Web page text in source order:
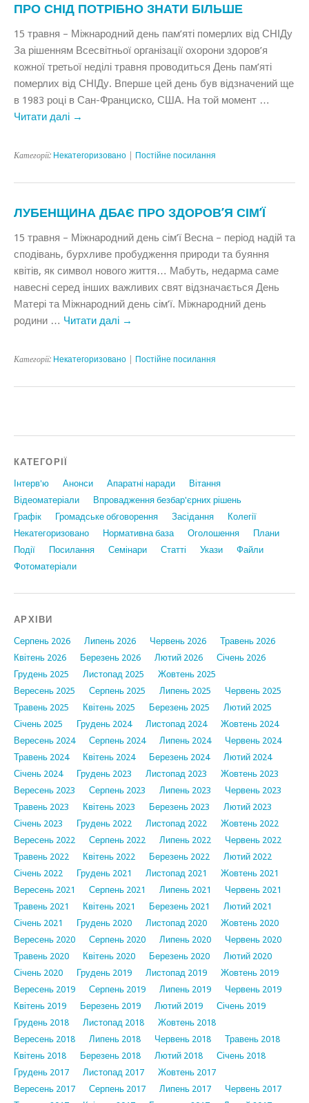
ПРО СНІД ПОТРІБНО ЗНАТИ БІЛЬШЕ
15 травня – Міжнародний день пам’яті померлих від СНІДу
За рішенням Всесвітньої організації охорони здоров’я
кожної третьої неділі травня проводиться День пам’яті
померлих від СНІДу. Вперше цей день був відзначений ще
в 1983 році в Сан-Франциско, США. На той момент …
Читати далі →
Категорії: Некатегоризовано Постійне посилання
ЛУБЕНЩИНА ДБАЄ ПРО ЗДОРОВ’Я СІМ’Ї
15 травня – Міжнародний день сім’ї Весна – період надій та
сподівань, бурхливе пробудження природи та буяння
квітів, як символ нового життя… Мабуть, недарма саме
навесні серед інших важливих свят відзначається День
Матері та Міжнародний день сім’ї. Міжнародний день
родини … Читати далі →
Категорії: Некатегоризовано Постійне посилання
КАТЕГОРІЇ
Інтерв'ю Анонси Апаратні наради
Вiтання
Відеоматеріали
Впровадження безбар'єрних рішень
Графiк
Громадське обговорення Засідання
Колегії
Некатегоризовано
Нормативна база Оголошення
Плани
Події
Посилання Семінари Статтi Укази
Файли
Фотоматеріали
АРХІВИ
Серпень 2026 Липень 2026 Червень 2026
Травень 2026
Квітень 2026
Березень 2026 Лютий 2026
Січень 2026
Грудень 2025
Листопад 2025
Жовтень 2025
Вересень 2025
Серпень 2025 Липень 2025
Червень 2025
Травень 2025
Квітень 2025 Березень 2025
Лютий 2025
Січень 2025
Грудень 2024 Листопад 2024
Жовтень 2024
Вересень 2024
Серпень 2024 Липень 2024
Червень 2024
Травень 2024
Квітень 2024 Березень 2024
Лютий 2024
Січень 2024
Грудень 2023 Листопад 2023
Жовтень 2023
Вересень 2023
Серпень 2023 Липень 2023
Червень 2023
Травень 2023
Квітень 2023 Березень 2023
Лютий 2023
Січень 2023
Грудень 2022 Листопад 2022
Жовтень 2022
Вересень 2022
Серпень 2022 Липень 2022
Червень 2022
Травень 2022
Квітень 2022 Березень 2022
Лютий 2022
Січень 2022
Грудень 2021 Листопад 2021
Жовтень 2021
Вересень 2021
Серпень 2021 Липень 2021
Червень 2021
Травень 2021
Квітень 2021 Березень 2021
Лютий 2021
Січень 2021
Грудень 2020 Листопад 2020
Жовтень 2020
Вересень 2020
Серпень 2020 Липень 2020
Червень 2020
Травень 2020
Квітень 2020 Березень 2020
Лютий 2020
Січень 2020
Грудень 2019 Листопад 2019
Жовтень 2019
Вересень 2019
Серпень 2019 Липень 2019
Червень 2019
Квітень 2019
Березень 2019 Лютий 2019
Січень 2019
Грудень 2018
Листопад 2018
Жовтень 2018
Вересень 2018
Липень 2018 Червень 2018
Травень 2018
Квітень 2018
Березень 2018 Лютий 2018
Січень 2018
Грудень 2017
Листопад 2017
Жовтень 2017
Вересень 2017
Серпень 2017 Липень 2017
Червень 2017